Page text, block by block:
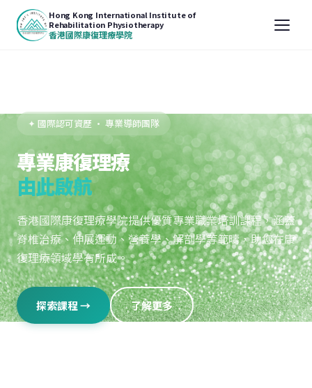
Hong Kong International Institute of
Rehabilitation Physiotherapy
香港國際康復理療學院
✦ 國際認可資歷 · 專業導師團隊
專業康復理療
由此啟航
香港國際康復理療學院提供優質專業職業培訓課程，涵蓋
脊椎治療、伸展運動、營養學、解剖學等範疇，助您在康
復理療領域學有所成。
探索課程 → 了解更多